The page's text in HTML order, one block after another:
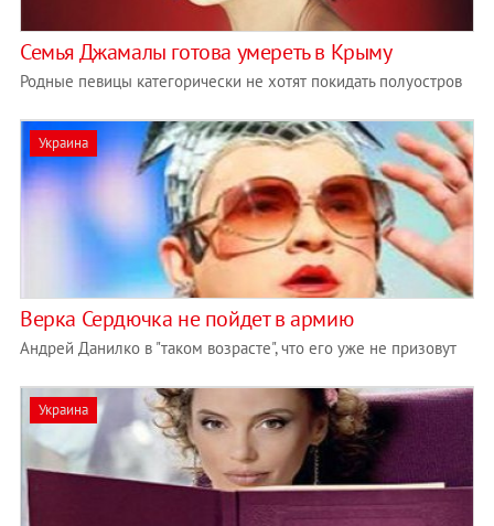
Семья Джамалы готова умереть в Крыму
Родные певицы категорически не хотят покидать полуостров
Украина
Верка Сердючка не пойдет в армию
Андрей Данилко в "таком возрасте", что его уже не призовут
Украина